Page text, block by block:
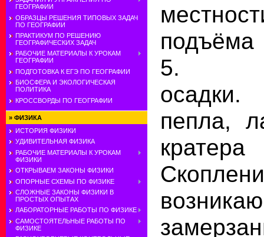
ГЕОГРАФИИ
ОБРАЗЦЫ РЕШЕНИЯ ТИПОВЫХ ЗАДАЧ
ПО ГЕОГРАФИИ
ПРАКТИКУМ ПО РЕШЕНИЮ
ГЕОГРАФИЧЕСКИХ ЗАДАЧ
РАБОЧИЕ МАТЕРИАЛЫ К УРОКАМ
ГЕОГРАФИИ
ПОДГОТОВКА К ЕГЭ ПО ГЕОГРАФИИ
БИОСФЕРА И ЭКОЛОГИЧЕСКАЯ
ПОЛИТИКА
КРОССВОРДЫ ПО ГЕОГРАФИИ
» ФИЗИКА
ИСТОРИЯ ФИЗИКИ
УДИВИТЕЛЬНАЯ ФИЗИКА
РАБОЧИЕ МАТЕРИАЛЫ К УРОКАМ
ФИЗИКИ
ОТКРЫВАЕМ ЗАКОНЫ ФИЗИКИ
ОПОРНЫЕ СХЕМЫ ПО ФИЗИКЕ
СЛОЖНЫЕ ЗАКОНЫ ФИЗИКИ В
ПРОСТЫХ ОПЫТАХ
ЛАБОРАТОРНЫЕ РАБОТЫ ПО ФИЗИКЕ
САМОСТОЯТЕЛЬНЫЕ РАБОТЫ ПО
ФИЗИКЕ
5.
пепла,